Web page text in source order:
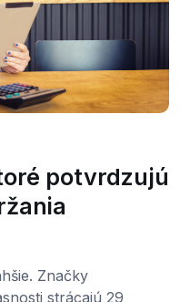
potvrdzujú
Značky
strácajú 29